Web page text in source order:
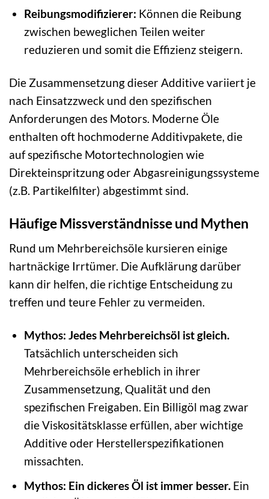
Reibungsmodifizierer: Können die Reibung
zwischen beweglichen Teilen weiter
reduzieren und somit die Effizienz steigern.
Die Zusammensetzung dieser Additive variiert je
nach Einsatzzweck und den spezifischen
Anforderungen des Motors. Moderne Öle
enthalten oft hochmoderne Additivpakete, die
auf spezifische Motortechnologien wie
Direkteinspritzung oder Abgasreinigungssysteme
(z.B. Partikelfilter) abgestimmt sind.
Häufige Missverständnisse und Mythen
Rund um Mehrbereichsöle kursieren einige
hartnäckige Irrtümer. Die Aufklärung darüber
kann dir helfen, die richtige Entscheidung zu
treffen und teure Fehler zu vermeiden.
Mythos: Jedes Mehrbereichsöl ist gleich.
Tatsächlich unterscheiden sich
Mehrbereichsöle erheblich in ihrer
Zusammensetzung, Qualität und den
spezifischen Freigaben. Ein Billigöl mag zwar
die Viskositätsklasse erfüllen, aber wichtige
Additive oder Herstellerspezifikationen
missachten.
Mythos: Ein dickeres Öl ist immer besser.Ein